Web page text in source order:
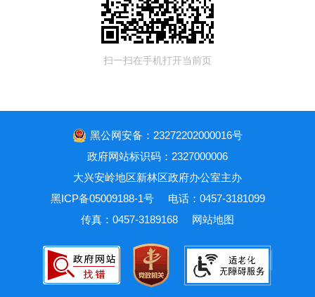
扫一扫在手机打开当前页
黑公网安备：23272202000016号
政府网站标识码：2327000006
大兴安岭地区新林区政府办公室主办
黑ICP备05009188-1号
电话：0457-3181099
传真：0457-3189168
网站地图